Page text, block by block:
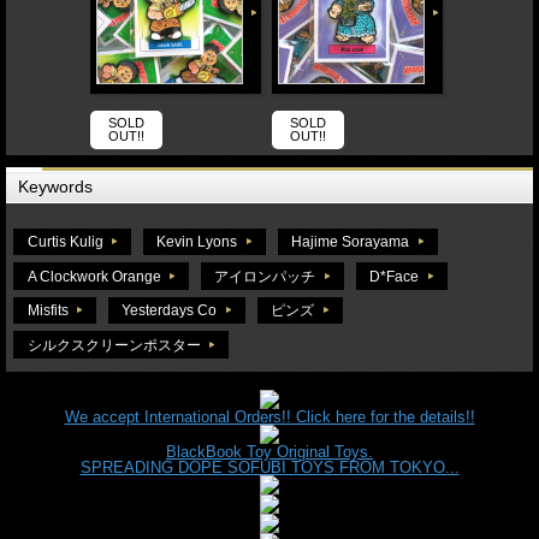
SOLD
OUT!!
SOLD
OUT!!
Keywords
Curtis Kulig Kevin Lyons Hajime Sorayama
A Clockwork Orange アイロンパッチ D*Face
Misfits Yesterdays Co ピンズ
シルクスクリーンポスター
We accept International Orders!! Click here for the details!!
BlackBook Toy Original Toys.
SPREADING DOPE SOFUBI TOYS FROM TOKYO...